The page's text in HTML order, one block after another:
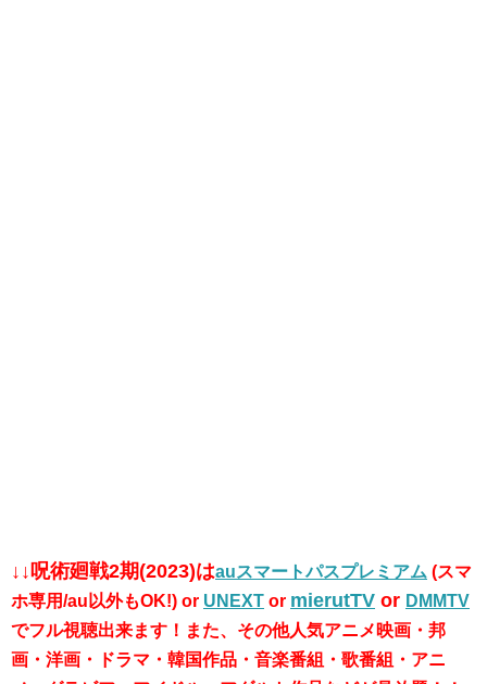
↓↓呪術廻戦2期(2023)はauスマートパスプレミアム (スマ
ホ専用/au以外もOK!) or UNEXT or mierutTV or DMMTV
でフル視聴出来ます！また、その他人気アニメ映画・邦
画・洋画・ドラマ・韓国作品・音楽番組・歌番組・アニ